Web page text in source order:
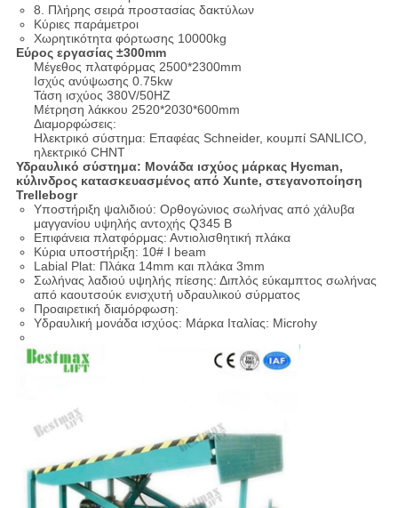
8. Πλήρης σειρά προστασίας δακτύλων
Κύριες παράμετροι
Χωρητικότητα φόρτωσης 10000kg
Εύρος εργασίας ±300mm
Μέγεθος πλατφόρμας 2500*2300mm
Ισχύς ανύψωσης 0.75kw
Τάση ισχύος 380V/50HZ
Μέτρηση λάκκου 2520*2030*600mm
Διαμορφώσεις:
Ηλεκτρικό σύστημα: Επαφέας Schneider, κουμπί SANLICO,
ηλεκτρικό CHNT
Υδραυλικό σύστημα: Μονάδα ισχύος μάρκας Hycman,
κύλινδρος κατασκευασμένος από Xunte, στεγανοποίηση
Trellebogr
Υποστήριξη ψαλιδιού: Ορθογώνιος σωλήνας από χάλυβα
μαγγανίου υψηλής αντοχής Q345 B
Επιφάνεια πλατφόρμας: Αντιολισθητική πλάκα
Κύρια υποστήριξη: 10# I beam
Labial Plat: Πλάκα 14mm και πλάκα 3mm
Σωλήνας λαδιού υψηλής πίεσης: Διπλός εύκαμπτος σωλήνας
από καουτσούκ ενισχυτή υδραυλικού σύρματος
Προαιρετική διαμόρφωση:
Υδραυλική μονάδα ισχύος: Μάρκα Ιταλίας: Microhy